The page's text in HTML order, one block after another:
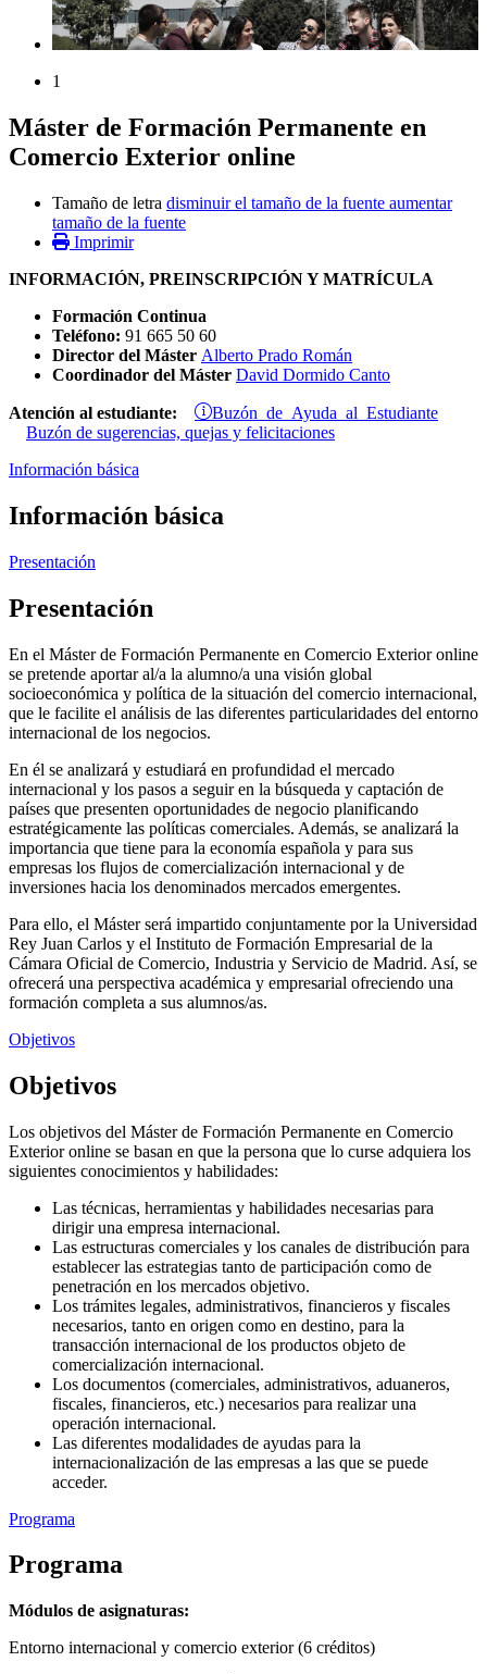
1
Máster de Formación Permanente en
Comercio Exterior online
Tamaño de letra disminuir el tamaño de la fuente aumentar
tamaño de la fuente
Imprimir
INFORMACIÓN, PREINSCRIPCIÓN Y MATRÍCULA
Formación Continua
Teléfono: 91 665 50 60
Director del Máster Alberto Prado Román
Coordinador del Máster David Dormido Canto
Atención al estudiante: Buzón de Ayuda al Estudiante
Buzón de sugerencias, quejas y felicitaciones
Información básica
Información básica
Presentación
Presentación
En el Máster de Formación Permanente en Comercio Exterior online
se pretende aportar al/a la alumno/a una visión global
socioeconómica y política de la situación del comercio internacional,
que le facilite el análisis de las diferentes particularidades del entorno
internacional de los negocios.
En él se analizará y estudiará en profundidad el mercado
internacional y los pasos a seguir en la búsqueda y captación de
países que presenten oportunidades de negocio planificando
estratégicamente las políticas comerciales. Además, se analizará la
importancia que tiene para la economía española y para sus
empresas los flujos de comercialización internacional y de
inversiones hacia los denominados mercados emergentes.
Para ello, el Máster será impartido conjuntamente por la Universidad
Rey Juan Carlos y el Instituto de Formación Empresarial de la
Cámara Oficial de Comercio, Industria y Servicio de Madrid. Así, se
ofrecerá una perspectiva académica y empresarial ofreciendo una
formación completa a sus alumnos/as.
Objetivos
Objetivos
Los objetivos del Máster de Formación Permanente en Comercio
Exterior online se basan en que la persona que lo curse adquiera los
siguientes conocimientos y habilidades:
Las técnicas, herramientas y habilidades necesarias para
dirigir una empresa internacional.
Las estructuras comerciales y los canales de distribución para
establecer las estrategias tanto de participación como de
penetración en los mercados objetivo.
Los trámites legales, administrativos, financieros y fiscales
necesarios, tanto en origen como en destino, para la
transacción internacional de los productos objeto de
comercialización internacional.
Los documentos (comerciales, administrativos, aduaneros,
fiscales, financieros, etc.) necesarios para realizar una
operación internacional.
Las diferentes modalidades de ayudas para la
internacionalización de las empresas a las que se puede
acceder.
Programa
Programa
Módulos de asignaturas:
Entorno internacional y comercio exterior (6 créditos)